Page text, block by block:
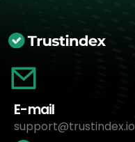
E-mail
support@trustindex.io